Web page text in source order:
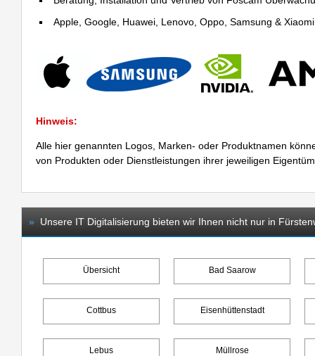
Apple, Google, Huawei, Lenovo, Oppo, Samsung &
Hinweis:
Alle hier genannten Logos, Marken- oder Produktnamen
von Produkten oder Dienstleistungen ihrer jeweiligen
» Unsere IT Digitalisierung bieten wir Ihnen nicht nur in
Übersicht Bad Saarow
Cottbus Eisenhüttenstadt
Lebus Müllrose